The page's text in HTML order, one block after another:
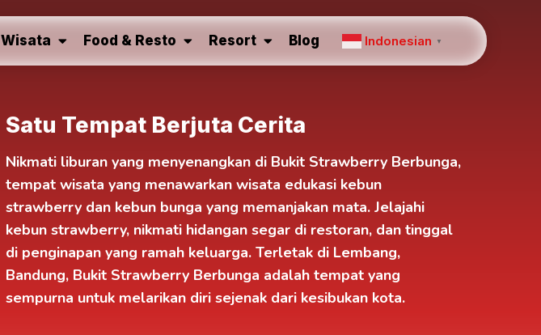
Wisata Food & Resto Resort Blog Indonesian ▼
Nikmati liburan yang menyenangkan di Bukit Strawberry Berbunga,
tempat wisata yang menawarkan wisata edukasi kebun
strawberry dan kebun bunga yang memanjakan mata. Jelajahi
kebun strawberry, nikmati hidangan segar di restoran, dan tinggal
di penginapan yang ramah keluarga. Terletak di Lembang,
Bandung, Bukit Strawberry Berbunga adalah tempat yang
sempurna untuk melarikan diri sejenak dari kesibukan kota.
Satu Tempat Berjuta Cerita